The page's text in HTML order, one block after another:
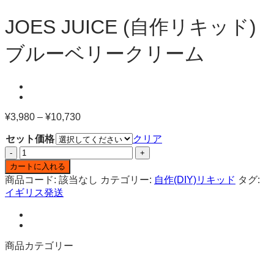
JOES JUICE (自作リキッド)
ブルーベリークリーム
¥3,980 – ¥10,730価
帯:
¥10,730
セット価格
クリア
JOES
JUICE
(自
作
リ
キ
ッ
ブ
カートに入れる
商品コード: 該当なし カテゴリー: 自作(DIY)リキッド タグ:
イギリス発送
商品カテゴリー